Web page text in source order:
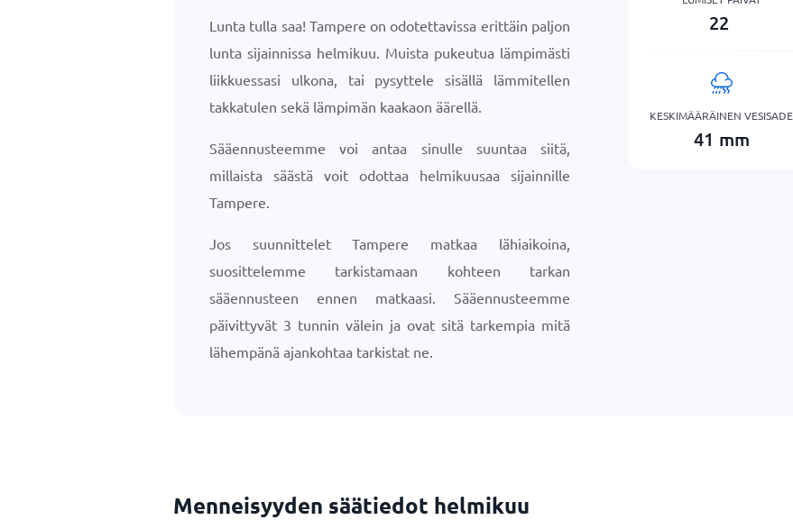
Lunta tulla saa! Tampere on odotettavissa erittäin paljon
lunta sijainnissa helmikuu. Muista pukeutua lämpimästi
liikkuessasi ulkona, tai pysyttele sisällä lämmitellen
takkatulen sekä lämpimän kaakaon äärellä.
Sääennusteemme voi antaa sinulle suuntaa siitä,
millaista säästä voit odottaa helmikuusaa sijainnille
Tampere.
Jos suunnittelet Tampere matkaa lähiaikoina,
suosittelemme tarkistamaan kohteen tarkan
sääennusteen ennen matkaasi. Sääennusteemme
päivittyvät 3 tunnin välein ja ovat sitä tarkempia mitä
lähempänä ajankohtaa tarkistat ne.
22
KESKIMÄÄRÄINEN VESISADE
41 mm
Menneisyyden säätiedot helmikuu